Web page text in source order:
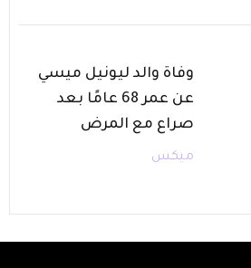
وفاة والد ليونيل ميسي
عن عمر 68 عامًا بعد
صراع مع المرض
ميكس